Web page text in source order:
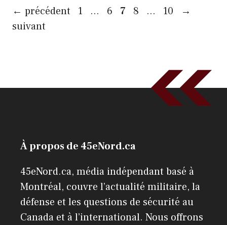
← précédent Page
1 … Page
6 Page
7 Page
8 … Page
10
→
suivant
À propos de 45eNord.ca
45eNord.ca, média indépendant basé à
Montréal, couvre l’actualité militaire, la
défense et les questions de sécurité au
Canada et à l’international. Nous offrons